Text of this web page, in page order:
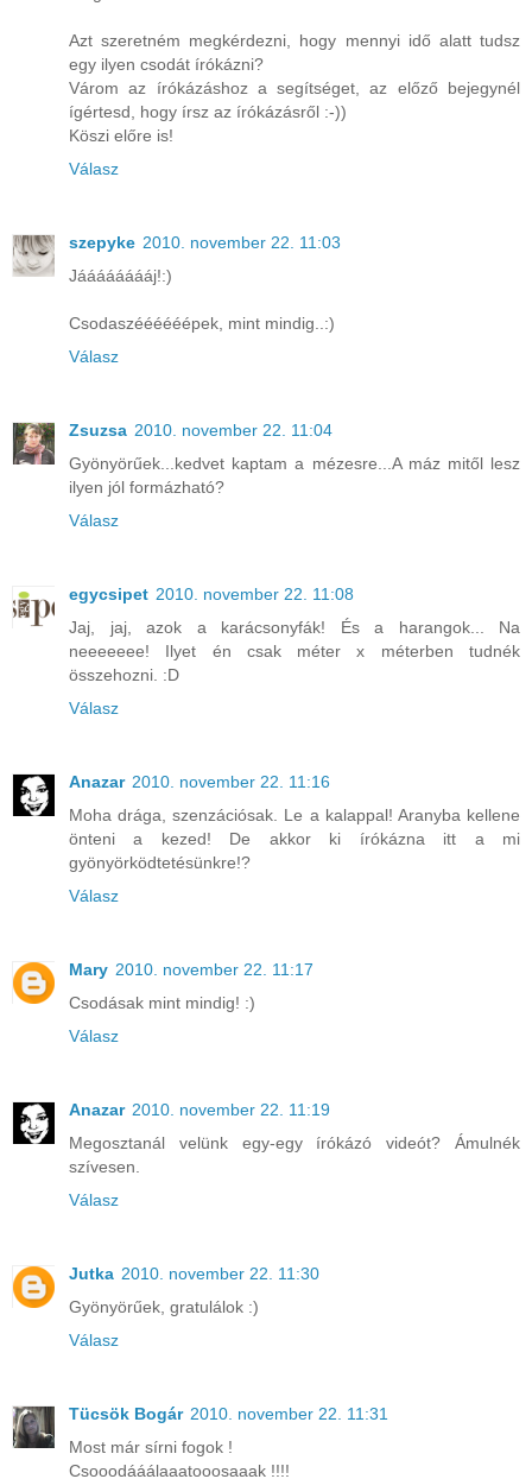
Azt szeretném megkérdezni, hogy mennyi idő alatt tudsz
egy ilyen csodát írókázni?
Várom az írókázáshoz a segítséget, az előző bejegynél
ígértesd, hogy írsz az írókázásről :-))
Köszi előre is!
Válasz
szepyke 2010. november 22. 11:03
Jááááááááj!:)
Csodaszéééééépek, mint mindig..:)
Válasz
Zsuzsa 2010. november 22. 11:04
Gyönyörűek...kedvet kaptam a mézesre...A máz mitől lesz
ilyen jól formázható?
Válasz
egycsipet 2010. november 22. 11:08
Jaj, jaj, azok a karácsonyfák! És a harangok... Na
neeeeeee! Ilyet én csak méter x méterben tudnék
összehozni. :D
Válasz
Anazar 2010. november 22. 11:16
Moha drága, szenzációsak. Le a kalappal! Aranyba kellene
önteni a kezed! De akkor ki írókázna itt a mi
gyönyörködtetésünkre!?
Válasz
Mary 2010. november 22. 11:17
Csodásak mint mindig! :)
Válasz
Anazar 2010. november 22. 11:19
Megosztanál velünk egy-egy írókázó videót? Ámulnék
szívesen.
Válasz
Jutka 2010. november 22. 11:30
Gyönyörűek, gratulálok :)
Válasz
Tücsök Bogár 2010. november 22. 11:31
Most már sírni fogok !
Csooodááálaaatooosaaak !!!!